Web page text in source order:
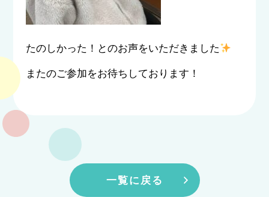
たのしかった！とのお声をいただきました
またのご参加をお待ちしております！
一覧に戻る